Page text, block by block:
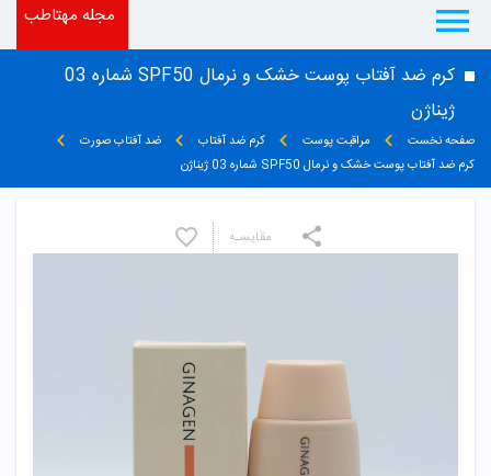
مجله مهتاطب
کرم ضد آفتاب پوست خشک و نرمال SPF50 شماره 03
ژیناژن
صفحه نخست مراقبت پوست کرم ضد آفتاب
ضد آفتاب صورت
کرم ضد آفتاب پوست خشک و نرمال SPF50 شماره 03 ژیناژن
مقایسـه